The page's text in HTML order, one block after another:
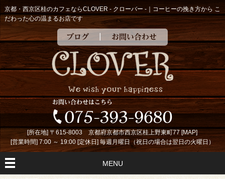
京都・西京区桂のカフェならCLOVER - クローバー -｜コーヒーの挽き方から こ
だわった心の温まるお店です
ブログ お問い合わせ
[所在地] 〒615-8003 京都府京都市西京区桂上野東町77 [MAP]
[営業時間] 7:00 ～ 19:00 [定休日] 毎週月曜日（祝日の場合は翌日の火曜日）
MENU